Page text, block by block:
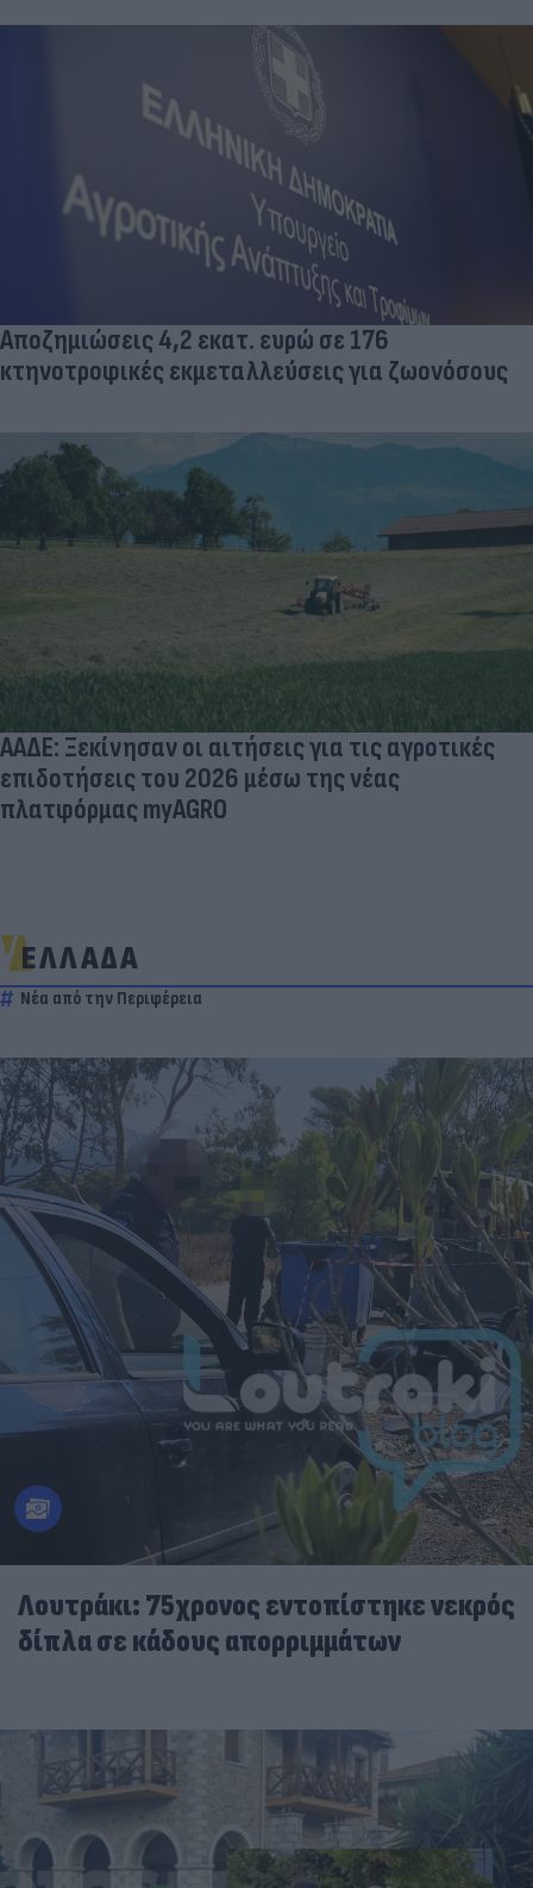
Αποζημιώσεις 4,2 εκατ. ευρώ σε 176
κτηνοτροφικές εκμεταλλεύσεις για ζωονόσους
ΑΑΔΕ: Ξεκίνησαν οι αιτήσεις για τις αγροτικές
επιδοτήσεις του 2026 μέσω της νέας
πλατφόρμας myAGRO
ΕΛΛΑΔΑ
Νέα από την Περιφέρεια
Λουτράκι: 75χρονος εντοπίστηκε νεκρός
δίπλα σε κάδους απορριμμάτων